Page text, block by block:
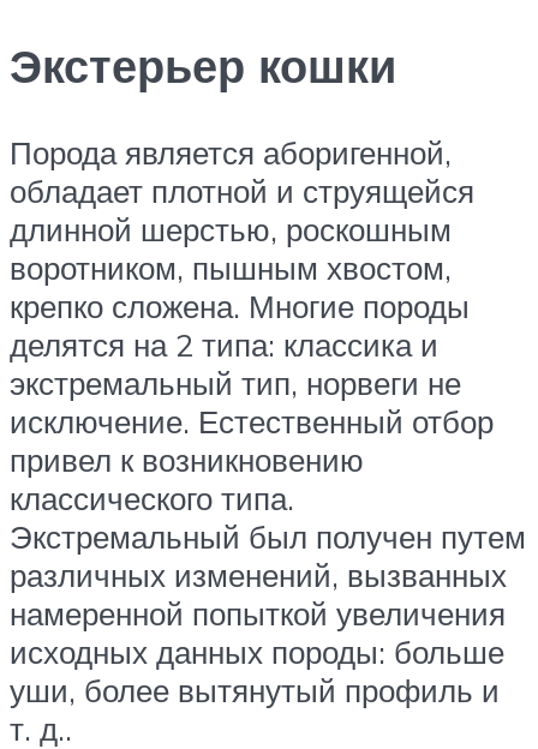
Экстерьер кошки
Порода является аборигенной,
обладает плотной и струящейся
длинной шерстью, роскошным
воротником, пышным хвостом,
крепко сложена. Многие породы
делятся на 2 типа: классика и
экстремальный тип, норвеги не
исключение. Естественный отбор
привел к возникновению
классического типа.
Экстремальный был получен путем
различных изменений, вызванных
намеренной попыткой увеличения
исходных данных породы: больше
уши, более вытянутый профиль и
т. д..